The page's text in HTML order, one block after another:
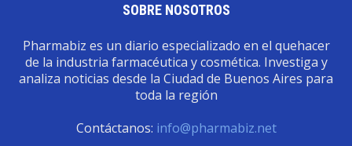
SOBRE NOSOTROS
Pharmabiz es un diario especializado en el quehacer
de la industria farmacéutica y cosmética. Investiga y
analiza noticias desde la Ciudad de Buenos Aires para
toda la región
Contáctanos: info@pharmabiz.net